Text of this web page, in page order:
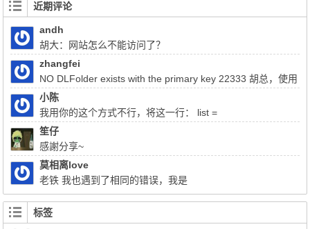
版，但是还没有具体的发布日期。 http://foru
ds.php?ubb=showflat&Number=44416 htt
近期评论
andh
胡大：网站怎么不能访问了？
zhangfei
NO DLFolder exists with the primary key 22333 胡总，使用
liferay上传文件报了这个错，该怎么解决
小陈
我用你的这个方式不行，将这一行： list =
(List)QueryUtil.list(q, getDialect(),start, end, false); 注释掉换成：
list = q.list();前面的：Query q = session.createQuery(sql); 换成
Query q = session.createSQLQuery(HQL).addEntity("这里是xx-
service.xml的名称", 类名Impl.class);就可以实现查询功能了。但是
有个问题就是只能得到该类的所有属性所对应的值，其它类的值无
法获得。比如我们的sql写联查就只能得到其中一张表的数据而不是
该SQL语句查询到的所有数据。求教该如何解决的好呢？
笙仔
感謝分享~
莫相离love
老铁 我也遇到了相同的错误，我是
Liferay7.0.4+openldap2.4报的这个错，请问你解决了吗？
标签